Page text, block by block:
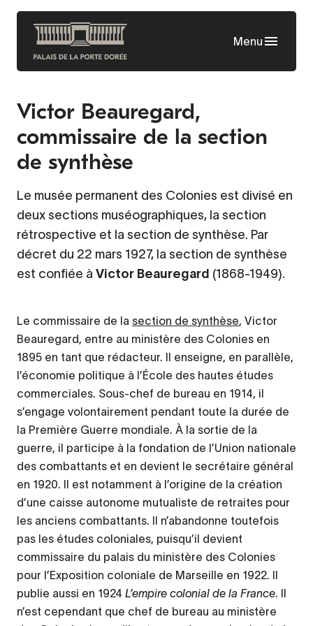
Skip
content
Menu
Victor Beauregard,
commissaire de la section
de synthèse
Le musée permanent des Colonies est divisé en
deux sections muséographiques, la section
rétrospective et la section de synthèse. Par
décret du 22 mars 1927, la section de synthèse
est confiée à Victor Beauregard (1868-1949).
Le commissaire de la section de synthèse, Victor
Beauregard, entre au ministère des Colonies en
1895 en tant que rédacteur. Il enseigne, en parallèle,
l’économie politique à l’École des hautes études
commerciales. Sous-chef de bureau en 1914, il
s’engage volontairement pendant toute la durée de
la Première Guerre mondiale. À la sortie de la
guerre, il participe à la fondation de l’Union nationale
des combattants et en devient le secrétaire général
en 1920. Il est notamment à l’origine de la création
d’une caisse autonome mutualiste de retraites pour
les anciens combattants. Il n’abandonne toutefois
pas les études coloniales, puisqu’il devient
commissaire du palais du ministère des Colonies
pour l’Exposition coloniale de Marseille en 1922. Il
publie aussi en 1924 L’empire colonial de la France. Il
n’est cependant que chef de bureau au ministère